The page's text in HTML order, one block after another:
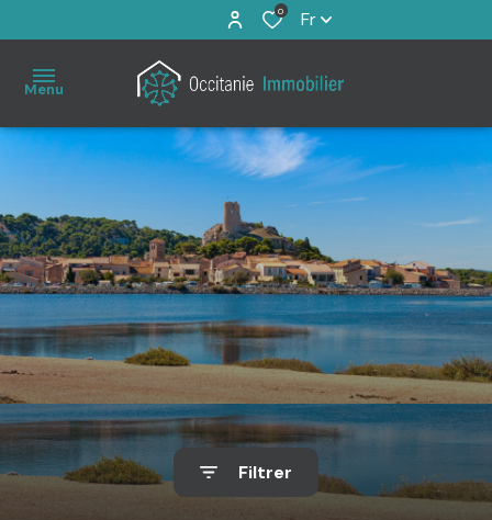
0 Fr
Menu
Accueil
À
vendre
Immo
Pro
Estimation
Notre
Filtrer